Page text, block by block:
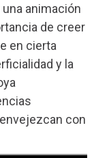
animación
de creer
en cierta
y la
con